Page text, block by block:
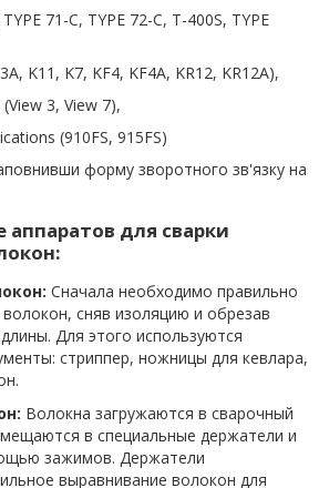
71-C, TYPE 72-C, T-400S, TYPE
K11, K7, KF4, KF4A, KR12, KR12A),
3, View 7),
(910FS, 915FS)
форму зворотного зв'язку на
для сварки
Сначала необходимо правильно
сняв изоляцию и обрезав
Для этого используются
стриппер, ножницы для кевлара,
Волокна загружаются в сварочный
в специальные держатели и
зажимов. Держатели
выравнивание волокон для